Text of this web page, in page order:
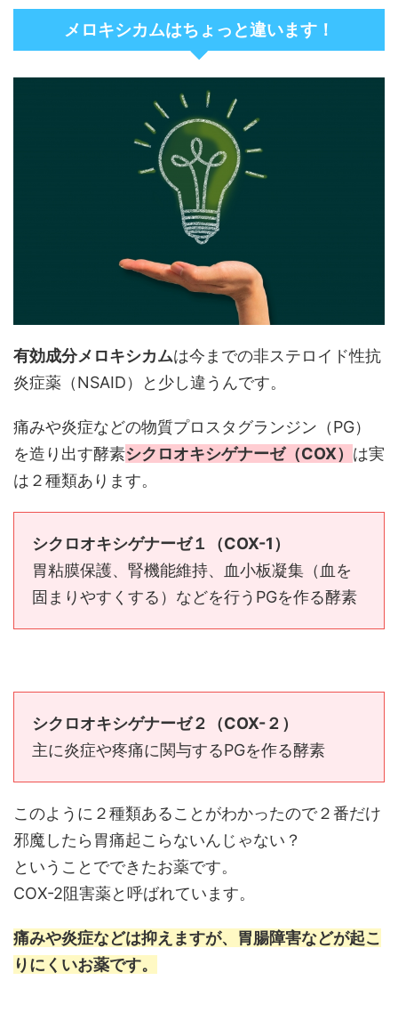
メロキシカムはちょっと違います！
有効成分メロキシカムは今までの非ステロイド性抗
炎症薬（NSAID）と少し違うんです。
痛みや炎症などの物質プロスタグランジン（PG）
を造り出す酵素シクロオキシゲナーゼ（COX） は実
は２種類あります。
シクロオキシゲナーゼ１（COX-1）
胃粘膜保護、腎機能維持、血小板凝集（血を
固まりやすくする）などを行うPGを作る酵素
シクロオキシゲナーゼ２（COX-２）
主に炎症や疼痛に関与するPGを作る酵素
このように２種類あることがわかったので２番だけ
邪魔したら胃痛起こらないんじゃない？
ということでできたお薬です。
COX-2阻害薬と呼ばれています。
痛みや炎症などは抑えますが、胃腸障害などが起こ
りにくいお薬です。